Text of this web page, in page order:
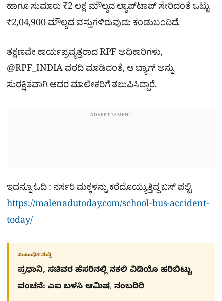
ಹಾಗೂ ಸುಮಾರು ₹2 ಲಕ್ಷ ಮೌಲ್ಯದ ಲ್ಯಾಪ್‌ಟಾಪ್ ಸೇರಿದಂತೆ ಒಟ್ಟು
₹2,04,900 ಮೌಲ್ಯದ ವಸ್ತುಗಳಿರುವುದು ಕಂಡುಬಂದಿದೆ.
ತಕ್ಷಣವೇ ಕಾರ್ಯಪ್ರವೃತ್ತರಾದ RPF ಅಧಿಕಾರಿಗಳು,
@RPF_INDIA ವರದಿ ಮಾಡಿದಂತೆ, ಆ ಬ್ಯಾಗ್ ಅನ್ನು
ಸುರಕ್ಷಿತವಾಗಿ ಅದರ ಮಾಲೀಕರಿಗೆ ತಲುಪಿಸಿದ್ದಾರೆ.
ADVERTISEMENT
ಇದನ್ನೂ ಓದಿ : ನರ್ಸರಿ ಮಕ್ಕಳನ್ನು ಕರೆದೊಯ್ಯುತ್ತಿದ್ದ ಬಸ್​ ಪಲ್ಟಿ
https://malenadutoday.com/school-bus-accident-
today/
ಸಂಬಂಧಿತ ಸುದ್ದಿ
ಪ್ರಧಾನಿ, ಸಚಿವರ ಹೆಸರಿನಲ್ಲಿ ನಕಲಿ ವಿಡಿಯೊ ಹರಿಬಿಟ್ಟು
ವಂಚನೆ: ಎಐ ಬಳಸಿ ಆಮಿಷ, ನಂಬದಿರಿ